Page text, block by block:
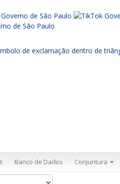
Banco de Dados Conjuntura